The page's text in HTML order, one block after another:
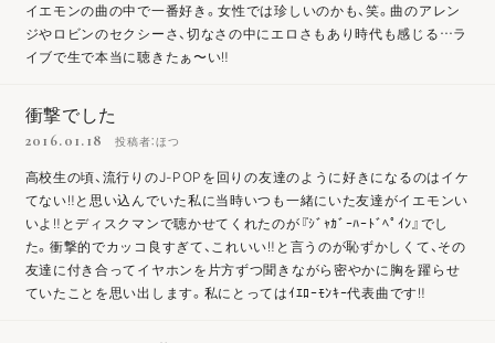
イエモンの曲の中で一番好き。女性では珍しいのかも、笑。曲のアレン
ジやロビンのセクシーさ、切なさの中にエロさもあり時代も感じる…ラ
イブで生で本当に聴きたぁ〜い‼️
衝撃でした
2016.01.18 投稿者：ほつ
高校生の頃、流行りのJ-POPを回りの友達のように好きになるのはイケ
てない‼と思い込んでいた私に当時いつも一緒にいた友達がイエモンい
いよ‼とディスクマンで聴かせてくれたのが『ｼﾞｬｶﾞｰﾊｰﾄﾞﾍﾟｲﾝ』でし
た。衝撃的でカッコ良すぎて、これいい‼と言うのが恥ずかしくて、その
友達に付き合ってイヤホンを片方ずつ聞きながら密やかに胸を躍らせ
ていたことを思い出します。私にとってはｲｴﾛｰﾓﾝｷｰ代表曲です‼